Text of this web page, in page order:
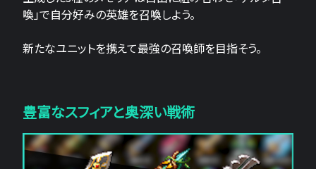
喚」で自分好みの英雄を召喚しよう。
新たなユニットを携えて最強の召喚師を目指そう。
豊富なスフィアと奥深い戦術